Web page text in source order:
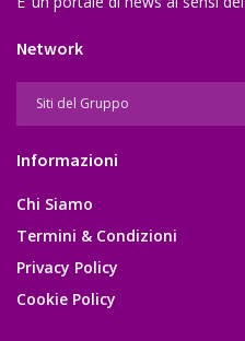
Network
Informazioni
Chi Siamo
Termini & Condizioni
Privacy Policy
Cookie Policy